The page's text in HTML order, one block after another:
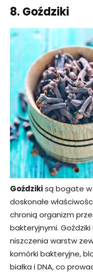
8. Goździki
Goździkisą bogate w
doskonałe
chronią organizm
bakteryjnymi.
niszczenia warstw
komórki bakteryjne,
białka i DNA, co